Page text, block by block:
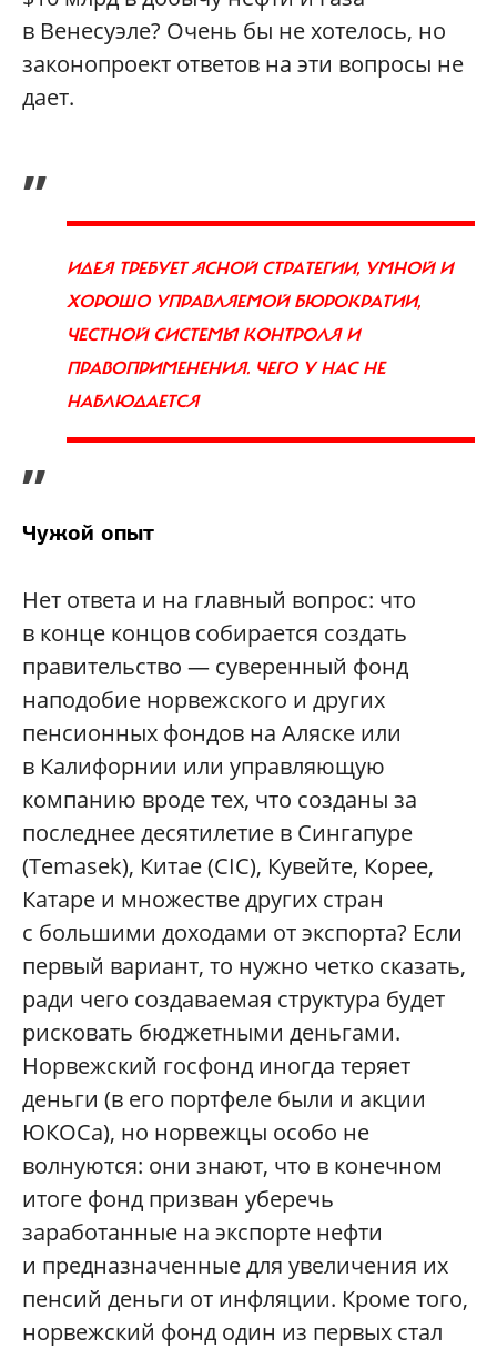
в Венесуэле? Очень бы не хотелось, но
законопроект ответов на эти вопросы не
дает.
„
ИДЕЯ ТРЕБУЕТ ЯСНОЙ СТРАТЕГИИ, УМНОЙ И
ХОРОШО УПРАВЛЯЕМОЙ БЮРОКРАТИИ,
ЧЕСТНОЙ СИСТЕМЫ КОНТРОЛЯ И
ПРАВОПРИМЕНЕНИЯ. ЧЕГО У НАС НЕ
НАБЛЮДАЕТСЯ
”
Чужой опыт
Нет ответа и на главный вопрос: что
в конце концов собирается создать
правительство — суверенный фонд
наподобие норвежского и других
пенсионных фондов на Аляске или
в Калифорнии или управляющую
компанию вроде тех, что созданы за
последнее десятилетие в Сингапуре
(Temasek), Китае (CIC), Кувейте, Корее,
Катаре и множестве других стран
с большими доходами от экспорта? Если
первый вариант, то нужно четко сказать,
ради чего создаваемая структура будет
рисковать бюджетными деньгами.
Норвежский госфонд иногда теряет
деньги (в его портфеле были и акции
ЮКОСа), но норвежцы особо не
волнуются: они знают, что в конечном
итоге фонд призван уберечь
заработанные на экспорте нефти
и предназначенные для увеличения их
пенсий деньги от инфляции. Кроме того,
норвежский фонд один из первых стал